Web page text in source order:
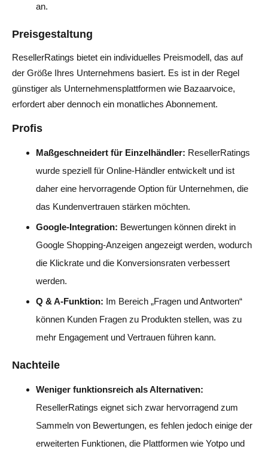
an.
Preisgestaltung
ResellerRatings bietet ein individuelles Preismodell, das auf
der Größe Ihres Unternehmens basiert. Es ist in der Regel
günstiger als Unternehmensplattformen wie Bazaarvoice,
erfordert aber dennoch ein monatliches Abonnement.
Profis
Maßgeschneidert für Einzelhändler: ResellerRatings
wurde speziell für Online-Händler entwickelt und ist
daher eine hervorragende Option für Unternehmen, die
das Kundenvertrauen stärken möchten.
Google-Integration: Bewertungen können direkt in
Google Shopping-Anzeigen angezeigt werden, wodurch
die Klickrate und die Konversionsraten verbessert
werden.
Q & A-Funktion: Im Bereich „Fragen und Antworten“
können Kunden Fragen zu Produkten stellen, was zu
mehr Engagement und Vertrauen führen kann.
Nachteile
Weniger funktionsreich als Alternativen:
ResellerRatings eignet sich zwar hervorragend zum
Sammeln von Bewertungen, es fehlen jedoch einige der
erweiterten Funktionen, die Plattformen wie Yotpo und